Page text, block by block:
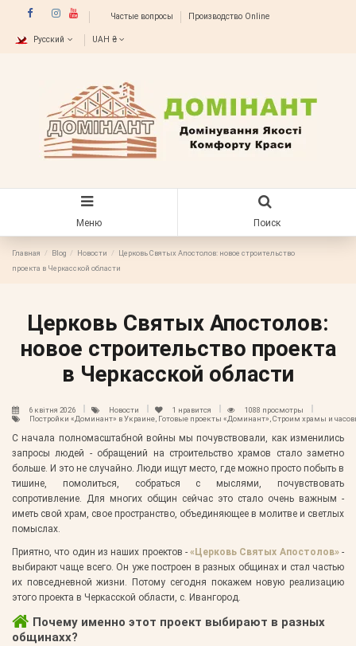
Частые вопросы Производство Online
Русский UAH ₴
Меню Поиск
Главная Blog Новости
Церковь Святых Апостолов: новое строительство
проекта в Черкасской области
Церковь Святых Апостолов:
новое строительство проекта
в Черкасской области
6 квітня 2026 Новости 1 нравится
1088 просмотры
Постройки «Доминант» в Украине, Готовые проекты «Доминант», Строим храмы и
С начала полномасштабной войны мы почувствовали, как изменились
запросы людей - обращений на строительство храмов стало заметно
больше. И это не случайно. Люди ищут место, где можно просто побыть в
тишине, помолиться, собраться с мыслями, почувствовать
сопротивление. Для многих общин сейчас это стало очень важным -
иметь свой храм, свое пространство, объединяющее в молитве и светлых
помыслах.
Приятно, что один из наших проектов -«Церковь Святых Апостолов»-
выбирают чаще всего. Он уже построен в разных общинах и стал частью
их повседневной жизни. Потому сегодня покажем новую реализацию
этого проекта в Черкасской области, с. Ивангород.
Почему именно этот проект выбирают в разных
общинахх?